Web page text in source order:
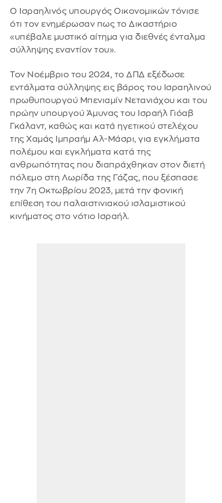
Ο Ισραηλινός υπουργός Οικονομικών τόνισε
ότι τον ενημέρωσαν πως το Δικαστήριο
«υπέβαλε μυστικό αίτημα για διεθνές ένταλμα
σύλληψης εναντίον του».
Τον Νοέμβριο του 2024, το ΔΠΔ εξέδωσε
εντάλματα σύλληψης εις βάρος του Ισραηλινού
πρωθυπουργού Μπενιαμίν Νετανιάχου και του
πρώην υπουργού Άμυνας του Ισραήλ Γιόαβ
Γκάλαντ, καθώς και κατά ηγετικού στελέχου
της Χαμάς Ιμπραήμ Αλ-Μάσρι, για εγκλήματα
πολέμου και εγκλήματα κατά της
ανθρωπότητας που διαπράχθηκαν στον διετή
πόλεμο στη Λωρίδα της Γάζας, που ξέσπασε
την 7η Οκτωβρίου 2023, μετά την φονική
επίθεση του παλαιστινιακού ισλαμιστικού
κινήματος στο νότιο Ισραήλ.